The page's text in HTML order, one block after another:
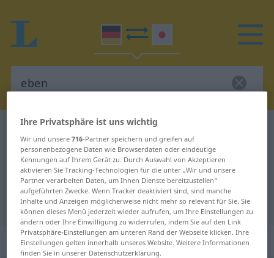
Deutsch-Japanisch Wörterbuch
Deutsch-Japanisch Übersetzung
für "eben"
"eben" Japanisch Übersetzung
„eben“
Ihre Privatsphäre ist uns wichtig
Wir und unsere716-Partner speichern und greifen auf
personenbezogene Daten wie Browserdaten oder eindeutige
Kennungen auf Ihrem Gerät zu. Durch Auswahl von Akzeptieren
aktivieren Sie Tracking-Technologien für die unter „Wir und unsere
Partner verarbeiten Daten, um Ihnen Dienste bereitzustellen“
aufgeführten Zwecke. Wenn Tracker deaktiviert sind, sind manche
Inhalte und Anzeigen möglicherweise nicht mehr so relevant für Sie. Sie
können dieses Menü jederzeit wieder aufrufen, um Ihre Einstellungen zu
ändern oder Ihre Einwilligung zu widerrufen, indem Sie auf den Link
Privatsphäre-Einstellungen am unteren Rand der Webseite klicken. Ihre
Einstellungen gelten innerhalb unseres Website. Weitere Informationen
finden Sie in unserer Datenschutzerklärung.